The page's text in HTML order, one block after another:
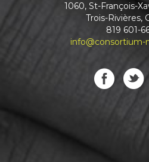
1060, St-François-
Trois-Rivières,
819 601-
info@consortium-